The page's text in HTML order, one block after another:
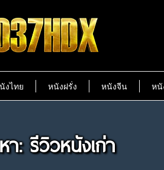
งไทย หนังฝรั่ง หนังจีน หนั
า: รีวิวหนังเก่า